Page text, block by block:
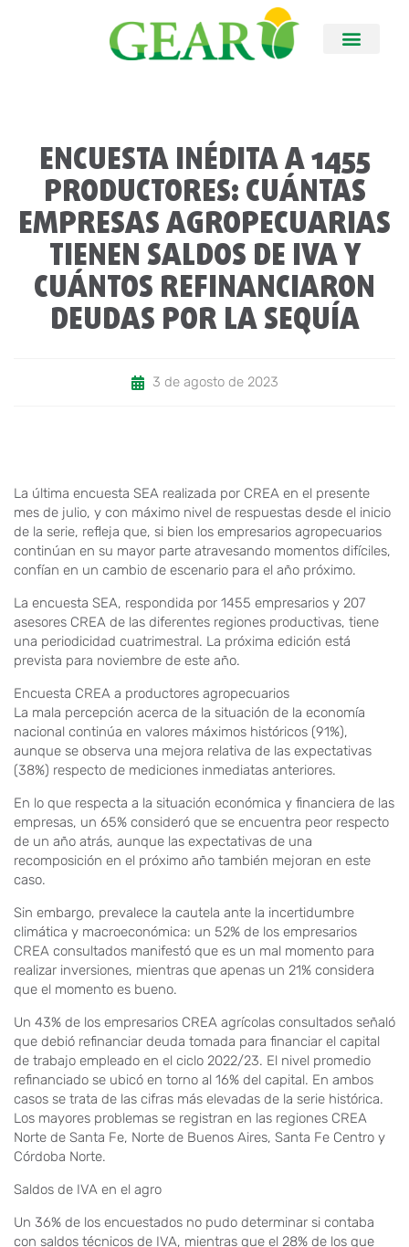
ENCUESTA INÉDITA A 1455
PRODUCTORES: CUÁNTAS
EMPRESAS AGROPECUARIAS
TIENEN SALDOS DE IVA Y
CUÁNTOS REFINANCIARON
DEUDAS POR LA SEQUÍA
3 de agosto de 2023
La última encuesta SEA realizada por CREA en el presente
mes de julio, y con máximo nivel de respuestas desde el inicio
de la serie, refleja que, si bien los empresarios agropecuarios
continúan en su mayor parte atravesando momentos difíciles,
confían en un cambio de escenario para el año próximo.
La encuesta SEA, respondida por 1455 empresarios y 207
asesores CREA de las diferentes regiones productivas, tiene
una periodicidad cuatrimestral. La próxima edición está
prevista para noviembre de este año.
Encuesta CREA a productores agropecuarios
La mala percepción acerca de la situación de la economía
nacional continúa en valores máximos históricos (91%),
aunque se observa una mejora relativa de las expectativas
(38%) respecto de mediciones inmediatas anteriores.
En lo que respecta a la situación económica y financiera de las
empresas, un 65% consideró que se encuentra peor respecto
de un año atrás, aunque las expectativas de una
recomposición en el próximo año también mejoran en este
caso.
Sin embargo, prevalece la cautela ante la incertidumbre
climática y macroeconómica: un 52% de los empresarios
CREA consultados manifestó que es un mal momento para
realizar inversiones, mientras que apenas un 21% considera
que el momento es bueno.
Un 43% de los empresarios CREA agrícolas consultados señaló
que debió refinanciar deuda tomada para financiar el capital
de trabajo empleado en el ciclo 2022/23. El nivel promedio
refinanciado se ubicó en torno al 16% del capital. En ambos
casos se trata de las cifras más elevadas de la serie histórica.
Los mayores problemas se registran en las regiones CREA
Norte de Santa Fe, Norte de Buenos Aires, Santa Fe Centro y
Córdoba Norte.
Saldos de IVA en el agro
Un 36% de los encuestados no pudo determinar si contaba
con saldos técnicos de IVA, mientras que el 28% de los que